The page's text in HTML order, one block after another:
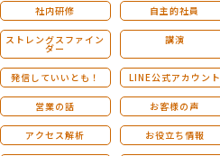
社内研修 自主的社員
ストレングスファイン
ダー
講演
発信していいとも！ LINE公式アカウント
営業の話 お客様の声
アクセス解析 お役立ち情報